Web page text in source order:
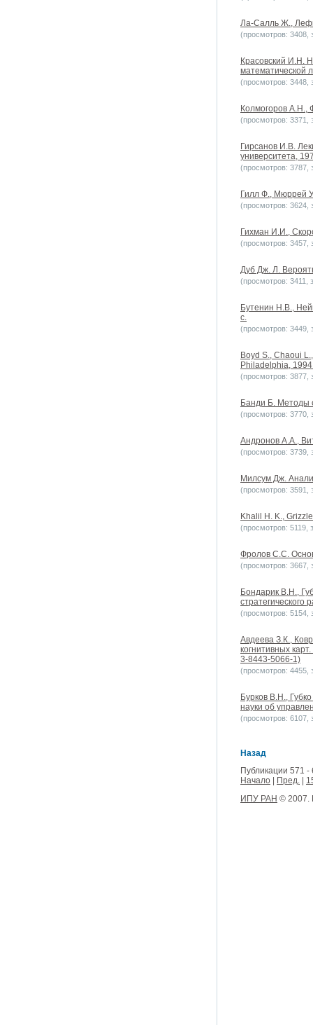
Ла-Салль Ж.,
(просмотров: 3408,
Красовский И.Н.
математической
(просмотров: 3448,
Колмогоров А.Н.,
(просмотров: 3371,
Гирсанов И.В.
университета,
(просмотров: 3787,
Гилл Ф., Мюррей
(просмотров: 3624,
Гихман И.И.,
(просмотров: 3457,
Дуб Дж. Л.
(просмотров: 3411,
Бутенин Н.В.,
с.
(просмотров: 3449,
Boyd S., Chaoui
Philadelphia,
(просмотров: 3877,
Банди Б. Методы
(просмотров: 3770,
Андронов А.А.,
(просмотров: 3739,
Милсум Дж.
(просмотров: 3591,
Khalil H. K.,
(просмотров: 5119,
Фролов С.С.
(просмотров: 3667,
Бондарик В.Н.,
(просмотров: 5154,
Авдеева З.К.,
когнитивных
3-8443-5066-1)
(просмотров: 4455,
Бурков В.Н.,
науки об
(просмотров: 6107,
Назад
Публикации 571 -
Начало
Пред.
ИПУ РАН © 2007.